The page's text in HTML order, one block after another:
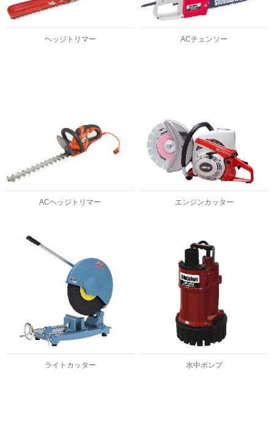
ヘッジトリマー ACチェンソー
ACヘッジトリマー エンジンカッター
ライトカッター 水中ポンプ